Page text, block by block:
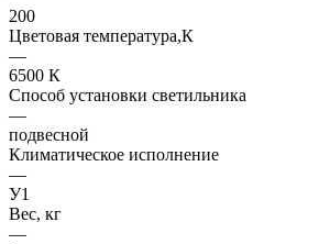
200
Цветовая температура,К
—
6500 К
Способ установки светильника
—
подвесной
Климатическое исполнение
—
У1
Вес, кг
—